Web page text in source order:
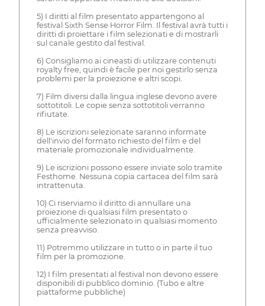
5) I diritti al film presentato appartengono al
festival Sixth Sense Horror Film. Il festival avrà tutti i
diritti di proiettare i film selezionati e di mostrarli
sul canale gestito dal festival.
6) Consigliamo ai cineasti di utilizzare contenuti
royalty free, quindi è facile per noi gestirlo senza
problemi per la proiezione e altri scopi.
7) Film diversi dalla lingua inglese devono avere
sottotitoli. Le copie senza sottotitoli verranno
rifiutate.
8) Le iscrizioni selezionate saranno informate
dell'invio del formato richiesto del film e del
materiale promozionale individualmente.
9) Le iscrizioni possono essere inviate solo tramite
Festhome. Nessuna copia cartacea del film sarà
intrattenuta.
10) Ci riserviamo il diritto di annullare una
proiezione di qualsiasi film presentato o
ufficialmente selezionato in qualsiasi momento
senza preavviso.
11) Potremmo utilizzare in tutto o in parte il tuo
film per la promozione.
12) I film presentati al festival non devono essere
disponibili di pubblico dominio. (Tubo e altre
piattaforme pubbliche)